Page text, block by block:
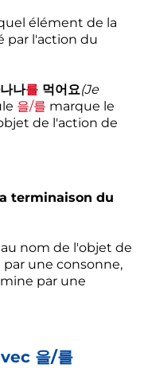
élément de la
par l'action du
나를 먹어요(Je
을/를 marque le
de l'action de
terminaison du
nom de l'objet de
par une consonne,
par une
을/를